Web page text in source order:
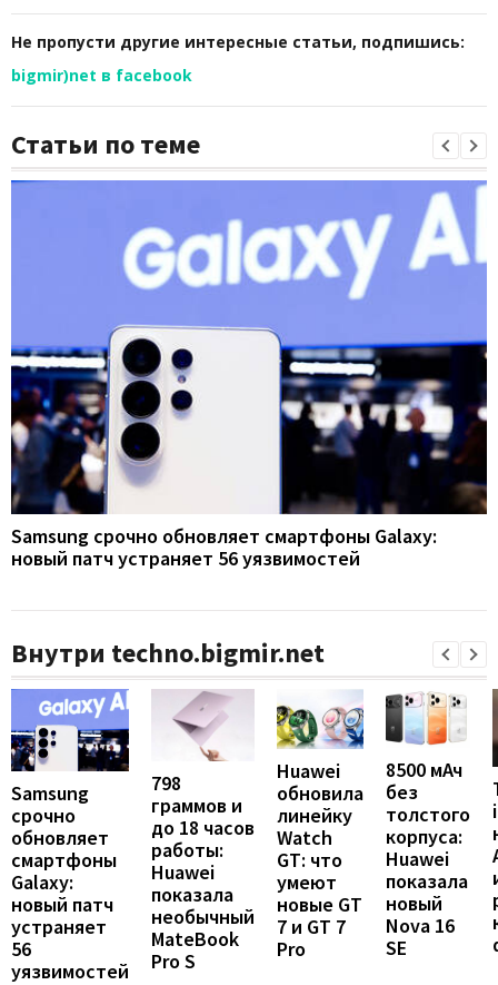
Не пропусти другие интересные статьи, подпишись:
bigmir)net в facebook
Статьи по теме
Samsung срочно обновляет смартфоны Galaxy:
новый патч устраняет 56 уязвимостей
Внутри techno.bigmir.net
Samsung
срочно
обновляет
смартфоны
Galaxy:
новый патч
устраняет
56
уязвимостей
798
граммов и
до 18 часов
работы:
Huawei
показала
необычный
MateBook
Pro S
Huawei
обновила
линейку
Watch
GT: что
умеют
новые GT
7 и GT 7
Pro
8500 мАч
без
толстого
корпуса:
Huawei
показала
новый
Nova 16
SE